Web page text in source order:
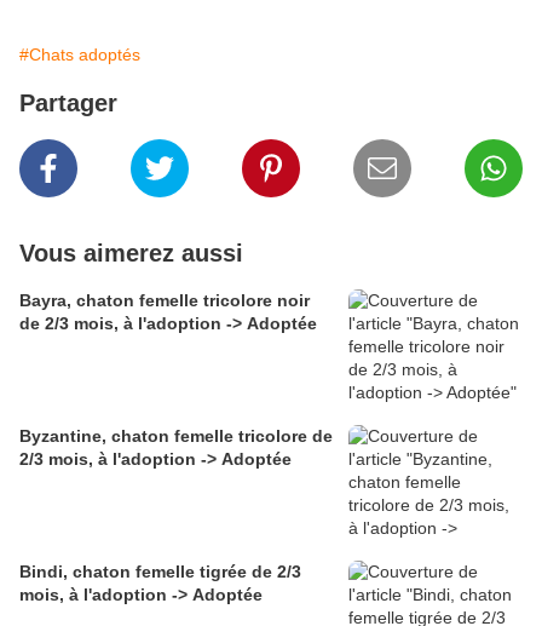
#Chats adoptés
Partager
Vous aimerez aussi
Bayra, chaton femelle tricolore noir
de 2/3 mois, à l'adoption -> Adoptée
Byzantine, chaton femelle tricolore de
2/3 mois, à l'adoption -> Adoptée
Bindi, chaton femelle tigrée de 2/3
mois, à l'adoption -> Adoptée